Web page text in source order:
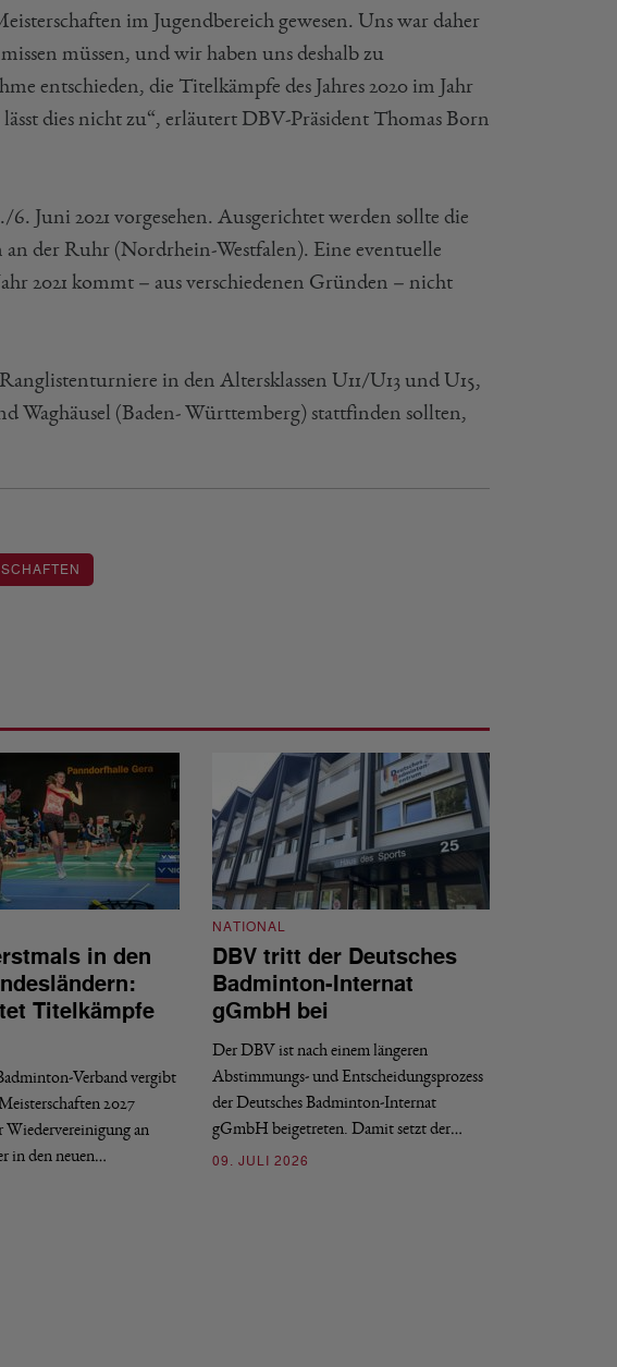
im Jugendbereich gewesen. Uns war daher
müssen, und wir haben uns deshalb zu
entschieden, die Titelkämpfe des Jahres 2020 im Jahr
dies nicht zu“, erläutert DBV-Präsident Thomas Born
Juni 2021 vorgesehen. Ausgerichtet werden sollte die
der Ruhr (Nordrhein-Westfalen). Eine eventuelle
2021 kommt – aus verschiedenen Gründen – nicht
in den Altersklassen U11/U13 und U15,
Waghäusel (Baden- Württemberg) stattfinden sollten,
in den
Titelkämpfe
Verband vergibt
2027
Wiedervereinigung an
in den neuen…
NATIONAL
DBV tritt der Deutsches
Badminton-Internat
gGmbH bei
Der DBV ist nach einem längeren
Abstimmungs- und Entscheidungsprozess
der Deutsches Badminton-Internat
gGmbH beigetreten. Damit setzt der…
09. JULI 2026